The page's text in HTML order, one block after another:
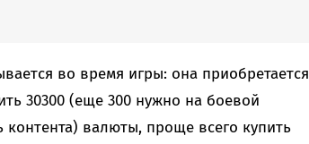
во время игры: она приобретается
30300 (еще 300 нужно на боевой
контента) валюты, проще всего купить